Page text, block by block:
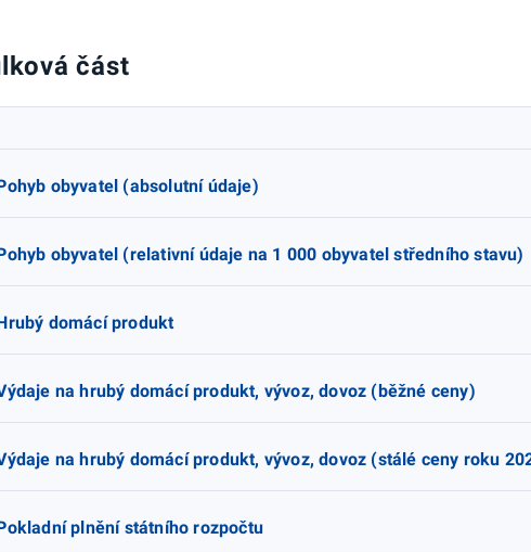
část
obyvatel (absolutní údaje)
obyvatel (relativní údaje na 1 000 obyvatel středního stavu)
domácí produkt
na hrubý domácí produkt, vývoz, dovoz (běžné ceny)
na hrubý domácí produkt, vývoz, dovoz (stálé ceny roku
plnění státního rozpočtu